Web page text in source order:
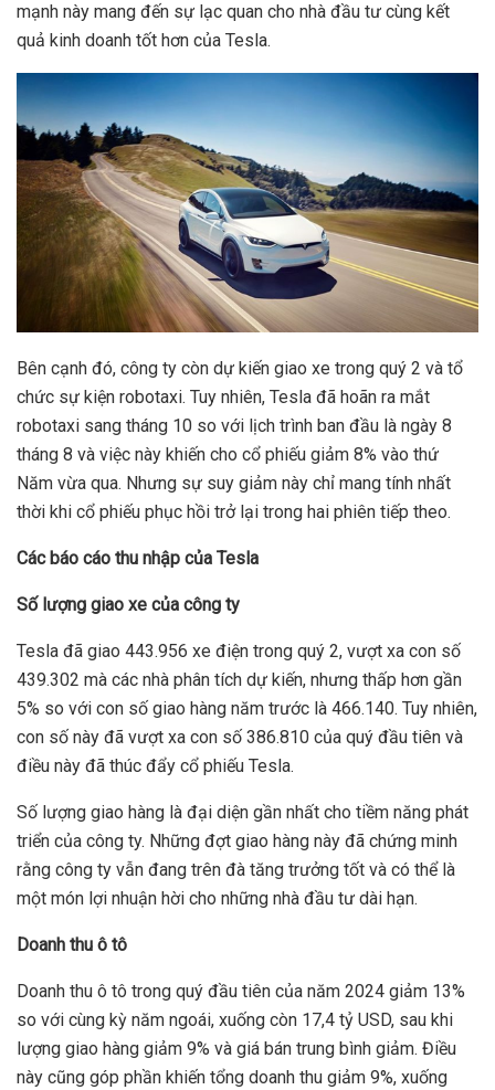
mạnh này mang đến sự lạc quan cho nhà đầu tư cùng kết
quả kinh doanh tốt hơn của Tesla.
Bên cạnh đó, công ty còn dự kiến giao xe trong quý 2 và tổ
chức sự kiện robotaxi. Tuy nhiên, Tesla đã hoãn ra mắt
robotaxi sang tháng 10 so với lịch trình ban đầu là ngày 8
tháng 8 và việc này khiến cho cổ phiếu giảm 8% vào thứ
Năm vừa qua. Nhưng sự suy giảm này chỉ mang tính nhất
thời khi cổ phiếu phục hồi trở lại trong hai phiên tiếp theo.
Các báo cáo thu nhập của Tesla
Số lượng giao xe của công ty
Tesla đã giao 443.956 xe điện trong quý 2, vượt xa con số
439.302 mà các nhà phân tích dự kiến, nhưng thấp hơn gần
5% so với con số giao hàng năm trước là 466.140. Tuy nhiên,
con số này đã vượt xa con số 386.810 của quý đầu tiên và
điều này đã thúc đẩy cổ phiếu Tesla.
Số lượng giao hàng là đại diện gần nhất cho tiềm năng phát
triển của công ty. Những đợt giao hàng này đã chứng minh
rằng công ty vẫn đang trên đà tăng trưởng tốt và có thể là
một món lợi nhuận hời cho những nhà đầu tư dài hạn.
Doanh thu ô tô
Doanh thu ô tô trong quý đầu tiên của năm 2024 giảm 13%
so với cùng kỳ năm ngoái, xuống còn 17,4 tỷ USD, sau khi
lượng giao hàng giảm 9% và giá bán trung bình giảm. Điều
này cũng góp phần khiến tổng doanh thu giảm 9%, xuống